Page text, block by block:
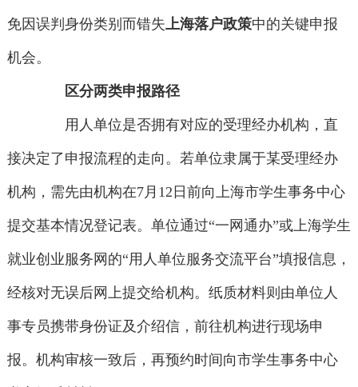
免因误判身份类别而错失上海落户政策中的关键申报
机会。
区分两类申报路径
用人单位是否拥有对应的受理经办机构，直
接决定了申报流程的走向。若单位隶属于某受理经办
机构，需先由机构在7月12日前向上海市学生事务中心
提交基本情况登记表。单位通过“一网通办”或上海学生
就业创业服务网的“用人单位服务交流平台”填报信息，
经核对无误后网上提交给机构。纸质材料则由单位人
事专员携带身份证及介绍信，前往机构进行现场申
报。机构审核一致后，再预约时间向市学生事务中心